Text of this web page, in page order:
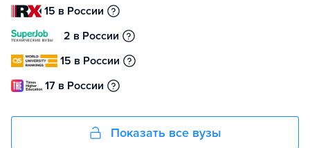
15 в России
2 в России
15 в России
17 в России
Показать все вузы